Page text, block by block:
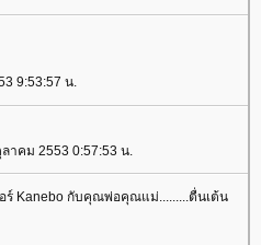
9:53:57 น.
าคม 2553 0:57:53 น.
ร์ Kanebo กับคุณพ่อคุณแม่.........ตื่นเต้น